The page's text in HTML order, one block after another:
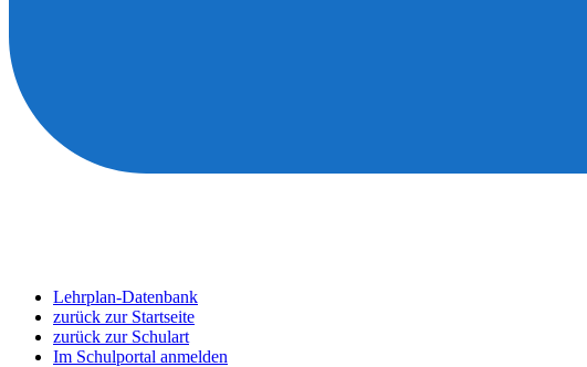
Lehrplan-Datenbank
zurück zur Startseite
zurück zur Schulart
Im Schulportal anmelden